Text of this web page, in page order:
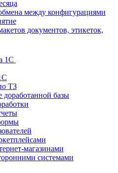
между конфигурациями
документов, этикеток,
1С
ТЗ
доработанной базы
магазинами
системами